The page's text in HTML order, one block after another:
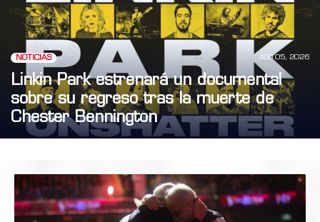
NOTICIAS AGO 05, 2026
Linkin Park estrenará un documental
sobre su regreso tras la muerte de
Chester Bennington